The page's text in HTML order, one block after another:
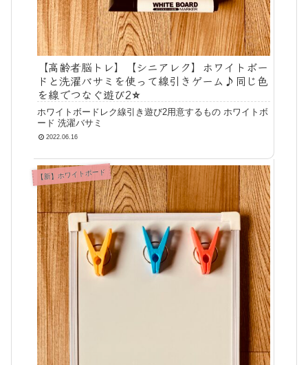
【高齢者脳トレ】【シニアレク】ホワイトボー
ドと洗濯バサミを使って線引きゲーム♪同じ色
を線でつなぐ遊び2⭐️
ホワイトボードレク線引き遊び2用意するもの ホワイトボ
ード 洗濯バサミ
2022.06.16
【新】ホワイトボード